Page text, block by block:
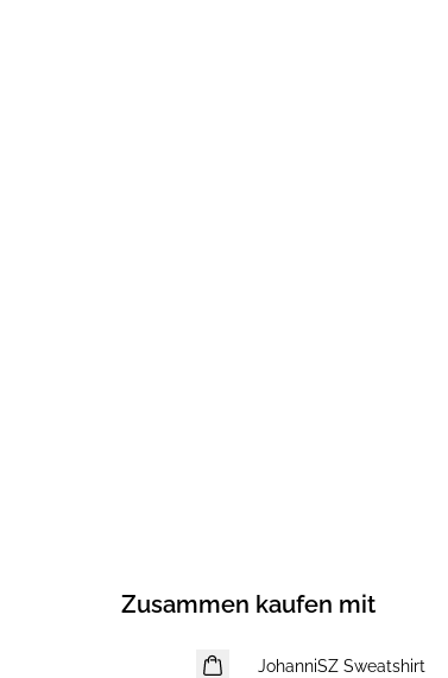
Zusammen kaufen mit
-40%
JohanniSZ Sweatshirt